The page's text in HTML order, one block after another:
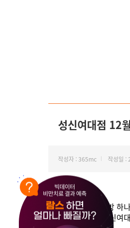
성신여대점 12
작성자 : 365mc 작성일 :
안녕하세요, ‘지방 하
12월 365mc 성신여